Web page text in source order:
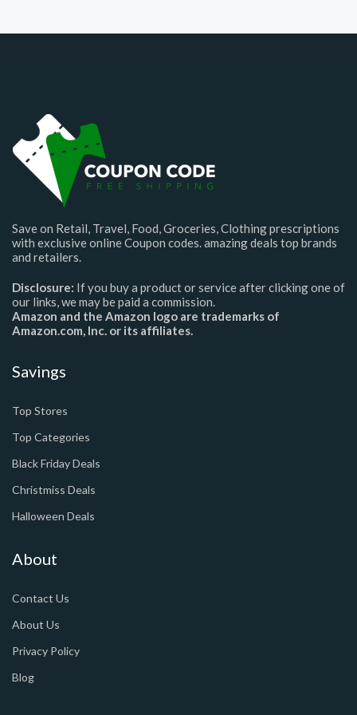
Save on Retail, Travel, Food, Groceries, Clothing prescriptions
with exclusive online Coupon codes. amazing deals top brands
and retailers.
Disclosure: If you buy a product or service after clicking one of
our links, we may be paid a commission.
Amazon and the Amazon logo are trademarks of
Amazon.com, Inc. or its affiliates.
Savings
Top Stores
Top Categories
Black Friday Deals
Christmiss Deals
Halloween Deals
About
Contact Us
About Us
Privacy Policy
Blog